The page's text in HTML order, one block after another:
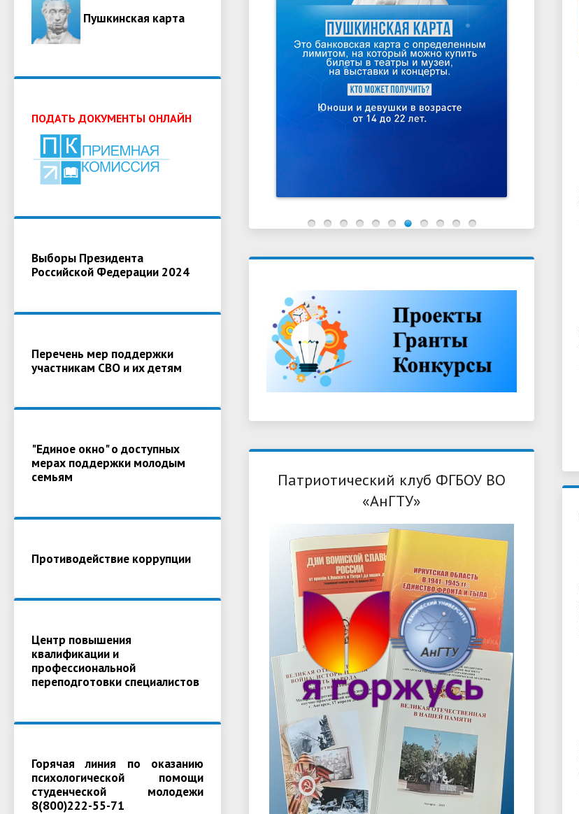
Пушкинская карта
ПОДАТЬ ДОКУМЕНТЫ ОНЛАЙН
Выборы Президента
Российской Федерации 2024
Перечень мер поддержки
участникам СВО и их детям
"Единое окно" о доступных
мерах поддержки молодым
семьям
Противодействие коррупции
Центр повышения
квалификации и
профессиональной
переподготовки специалистов
Горячая линия по оказанию
психологической помощи
студенческой молодежи
8(800)222-55-71
Патриотический клуб ФГБОУ ВО
«АнГТУ»